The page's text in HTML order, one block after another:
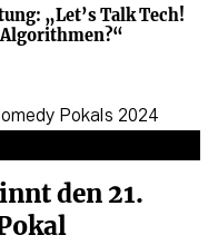
„Let’s Talk Tech!
den 21.